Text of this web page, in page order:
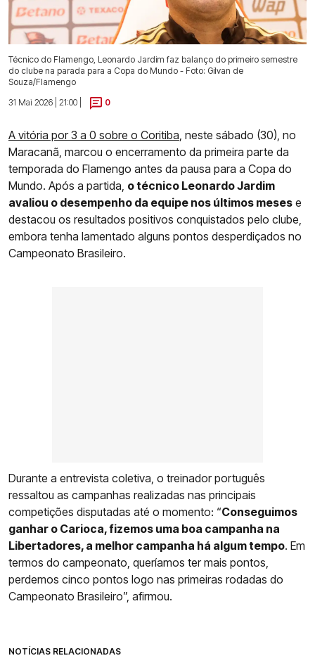
Técnico do Flamengo, Leonardo Jardim faz balanço do primeiro semestre
do clube na parada para a Copa do Mundo - Foto: Gilvan de
Souza/Flamengo
31 Mai 2026 | 21:00 |
0
A vitória por 3 a 0 sobre o Coritiba , neste sábado (30), no
Maracanã, marcou o encerramento da primeira parte da
temporada do Flamengo antes da pausa para a Copa do
Mundo. Após a partida, o técnico Leonardo Jardim
avaliou o desempenho da equipe nos últimos meses e
destacou os resultados positivos conquistados pelo clube,
embora tenha lamentado alguns pontos desperdiçados no
Campeonato Brasileiro.
Durante a entrevista coletiva, o treinador português
ressaltou as campanhas realizadas nas principais
competições disputadas até o momento: “Conseguimos
ganhar o Carioca, fizemos uma boa campanha na
Libertadores, a melhor campanha há algum tempo. Em
termos do campeonato, queríamos ter mais pontos,
perdemos cinco pontos logo nas primeiras rodadas do
Campeonato Brasileiro”, afirmou.
NOTÍCIAS RELACIONADAS